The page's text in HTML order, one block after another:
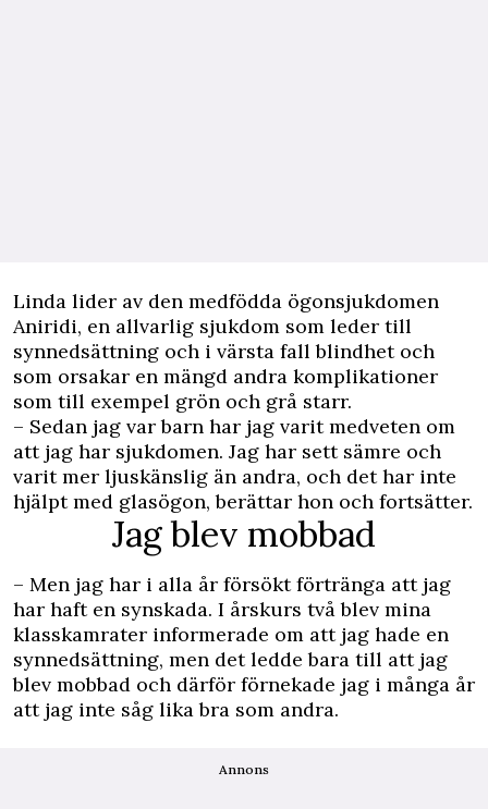
Linda lider av den medfödda ögonsjukdomen
Aniridi, en allvarlig sjukdom som leder till
synnedsättning och i värsta fall blindhet och
som orsakar en mängd andra komplikationer
som till exempel grön och grå starr.
– Sedan jag var barn har jag varit medveten om
att jag har sjukdomen. Jag har sett sämre och
varit mer ljuskänslig än andra, och det har inte
hjälpt med glasögon, berättar hon och fortsätter.
Jag blev mobbad
– Men jag har i alla år försökt förtränga att jag
har haft en synskada. I årskurs två blev mina
klasskamrater informerade om att jag hade en
synnedsättning, men det ledde bara till att jag
blev mobbad och därför förnekade jag i många år
att jag inte såg lika bra som andra.
Annons